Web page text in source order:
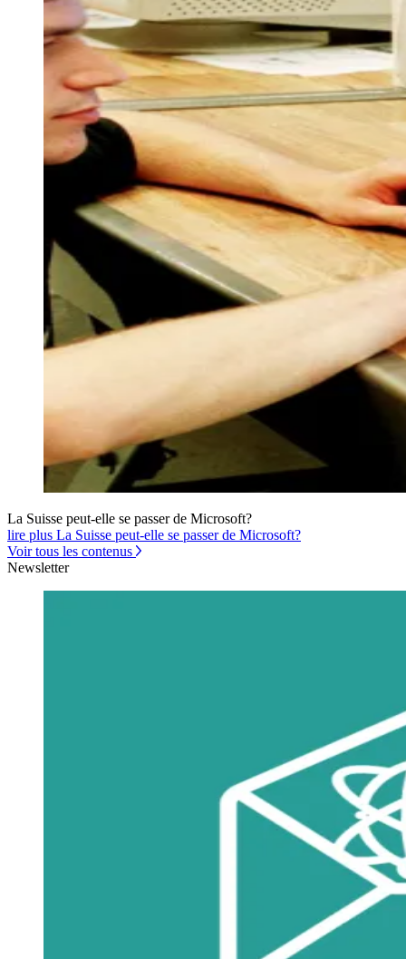
La Suisse peut-elle se passer de Microsoft?
lire plus La Suisse peut-elle se passer de Microsoft?
Voir tous les contenus
Newsletter